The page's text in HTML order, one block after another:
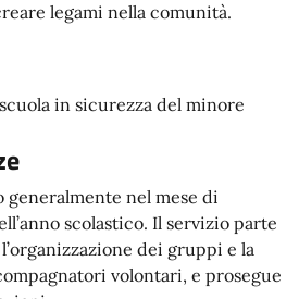
legami nella comunità.
in sicurezza del minore
nel mese di
scolastico. Il servizio parte
dei gruppi e la
volontari, e prosegue